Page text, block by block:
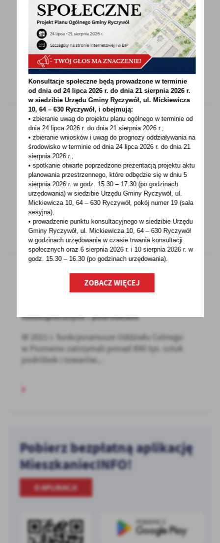
Z lasu wzięte…
Gdy Jasiek Mela, nastolatek po wypadku, bez
ręki i bez nogi, w jednym roku zdobył wraz
z Markiem...
19 - 01 - 2022
„Plastik nie do pieca – piec nie do plastików”
„Plastik nie do pieca – piec nie do plastików”
Kampania informacyjna fundacji Plastics
Europe...
niebezpiecznymi i podróbkami
W 2021 r. funkcjonariusze Oddziału Celnego
w Poznaniu zatrzymali ponad 890 tys. sztuk
podróbek i towarów...
Pobierz bezpłatną aplikację
MieszkaniecINFO!
O APLIKACJI
Konsultacje społeczne będą prowadzone w terminie
od dnia od 24 lipca 2026 r. do dnia 21 sierpnia 2026 r.
w siedzibie Urzędu Gminy Ryczywół, ul. Mickiewicza
10, 64 – 630 Ryczywół, i obejmują:
• zbieranie uwag do projektu planu ogólnego w terminie od
dnia 24 lipca 2026 r. do dnia 21 sierpnia 2026 r.;
• zbieranie wniosków i uwag do prognozy oddziaływania na
środowisko w terminie od dnia 24 lipca 2026 r. do dnia 21
sierpnia 2026 r.;
• spotkanie otwarte poprzedzone prezentacją projektu aktu
planowania przestrzennego, które odbędzie się w dniu 5
sierpnia 2026 r.w godz. 15.30 – 17.30 (po godzinach
urzędowania) w siedzibie Urzędu Gminy Ryczywół, ul.
Mickiewicza 10, 64 – 630 Ryczywół, pokójnumer 19 (sala
sesyjna),
• prowadzenie punktu konsultacyjnego w siedzibie Urzędu
Gminy Ryczywół, ul. Mickiewicza 10, 64 – 630 Ryczywół
w godzinachurzędowania w czasie trwania konsultacji
społecznych oraz 6 sierpnia 2026 r. i 10 sierpnia 2026 r. w
godz. 15.30 – 16.30 (po godzinachurzędowania).
ZOBACZ WIĘCEJ